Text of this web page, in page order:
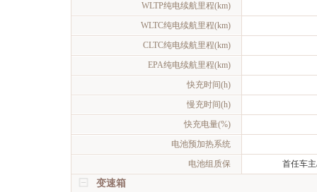
WLTP纯电续航里程(km)
WLTC纯电续航里程(km)
CLTC纯电续航里程(km)
EPA纯电续航里程(km)
快充时间(h)
慢充时间(h)
快充电量(%)
电池预加热系统
电池组质保
首任车
变速箱